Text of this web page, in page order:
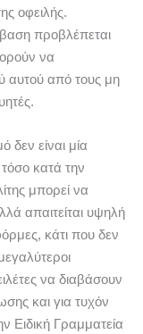
οφειλής.
προβλέπεται
να
αυτού από τους μη
δεν είναι μία
κατά την
μπορεί να
απαιτείται υψηλή
κάτι που δεν
να διαβάσουν
και για τυχόν
Ειδική Γραμματεία